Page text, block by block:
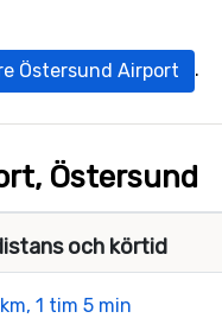
Östersund Airport .
Östersund
och körtid
1 tim 5 min